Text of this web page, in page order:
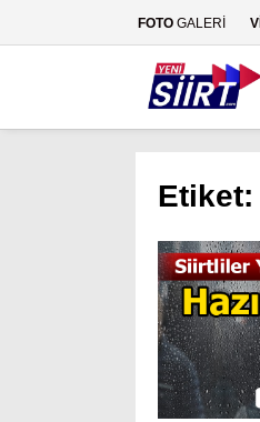
FOTO GALERİ
Etiket: